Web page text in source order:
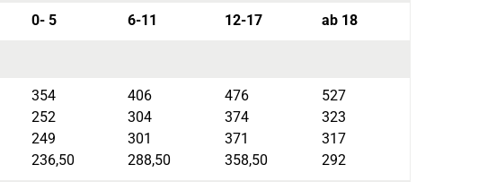
0- 5 6-11 12-17 ab 18
354
252
249
236,50
406
304
301
288,50
476
374
371
358,50
527
323
317
292